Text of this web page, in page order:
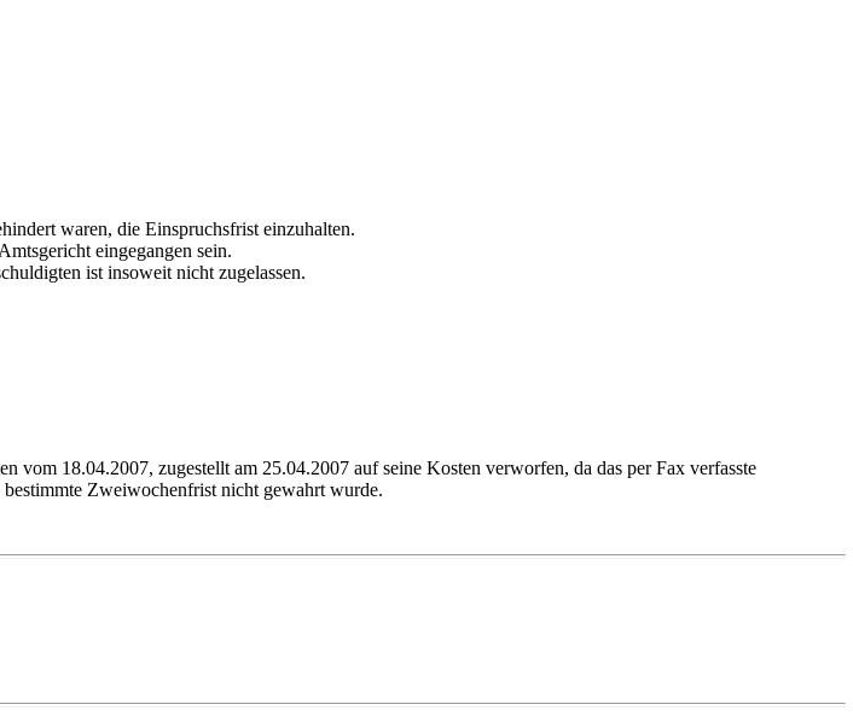
waren, die Einspruchsfrist einzuhalten.
eingegangen sein.
ist insoweit nicht zugelassen.
18.04.2007, zugestellt am 25.04.2007 auf seine Kosten verworfen, da das per Fax verfasste
Zweiwochenfrist nicht gewahrt wurde.